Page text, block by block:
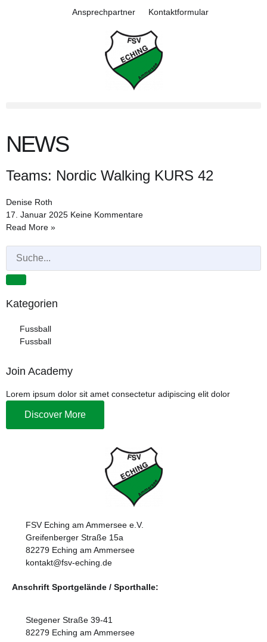
Ansprechpartner Kontaktformular
NEWS
Teams: Nordic Walking KURS 42
Denise Roth
17. Januar 2025 Keine Kommentare
Read More »
Kategorien
Fussball
Fussball
Join Academy
Lorem ipsum dolor sit amet consectetur adipiscing elit dolor
Discover More
FSV Eching am Ammersee e.V.
Greifenberger Straße 15a
82279 Eching am Ammersee
kontakt@fsv-eching.de
Anschrift Sportgelände / Sporthalle:
Stegener Straße 39-41
82279 Eching am Ammersee